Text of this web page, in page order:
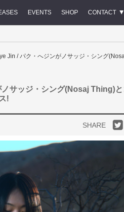
EVENTS SHOP CONTACT
Jin / パク・へジンがノサッジ・シング
サッジ・シング(Nosaj Thing)
!
SHARE